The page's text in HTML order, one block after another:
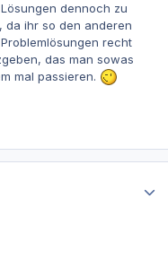
dennoch zu
da ihr so den anderen
recht
das man sowas
mal passieren.